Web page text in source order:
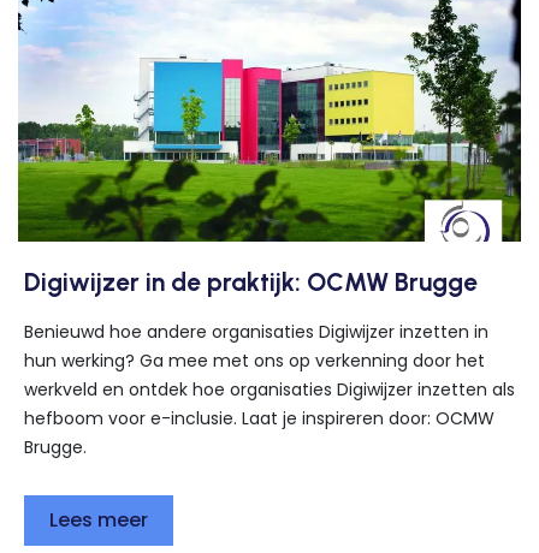
Digiwijzer in de praktijk: OCMW Brugge
Benieuwd hoe andere organisaties Digiwijzer inzetten in
hun werking? Ga mee met ons op verkenning door het
werkveld en ontdek hoe organisaties Digiwijzer inzetten als
hefboom voor e-inclusie. Laat je inspireren door: OCMW
Brugge.
Lees meer